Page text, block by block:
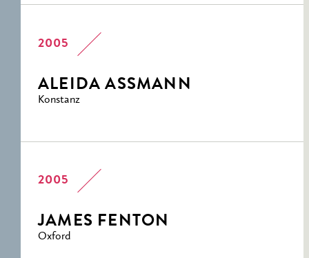
2005
ALEIDA ASSMANN
Konstanz
2005
JAMES FENTON
Oxford